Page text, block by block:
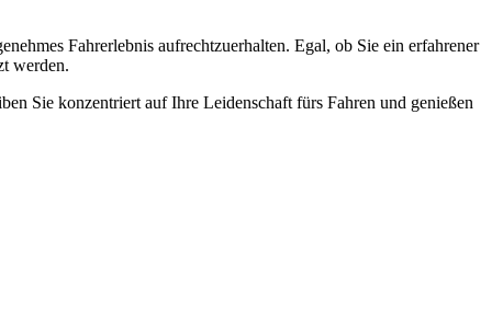
Fahrerlebnis aufrechtzuerhalten. Egal, ob Sie ein erfahrener
werden.
Sie konzentriert auf Ihre Leidenschaft fürs Fahren und genießen